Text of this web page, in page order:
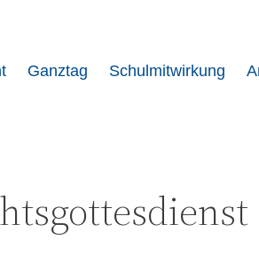
Ganztag Schulmitwirkung